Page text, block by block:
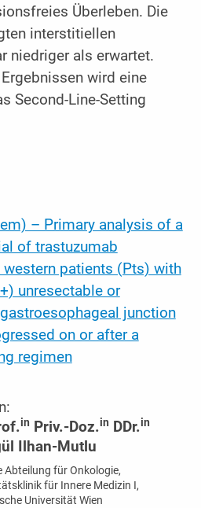
Überleben. Die
interstitiellen
niedriger als erwartet.
wird eine
Second-Line-Setting
– Primary analysis of a
of trastuzumab
western patients (Pts) with
unresectable or
junction
on or after a
regimen
in Priv.-Doz.in DDr.in
Ilhan-Mutlu
Abteilung für Onkologie,
für Innere Medizin I,
Universität Wien